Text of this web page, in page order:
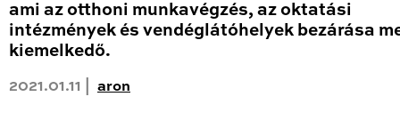
ami az otthoni munkavégzés, az oktatási
intézmények és vendéglátóhelyek bezárása
kiemelkedő.
2021.01.11 | aron